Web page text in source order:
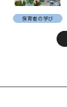
保育者の学び